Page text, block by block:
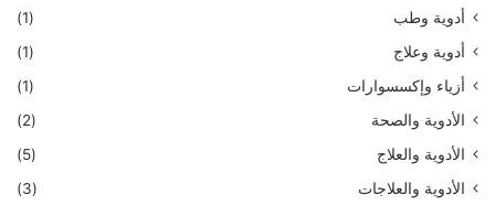
أدوية وطب
(1)
أدوية وعلاج
(1)
أزياء وإكسسوارات
(1)
الأدوية والصحة
(2)
الأدوية والعلاج
(5)
الأدوية والعلاجات
(3)